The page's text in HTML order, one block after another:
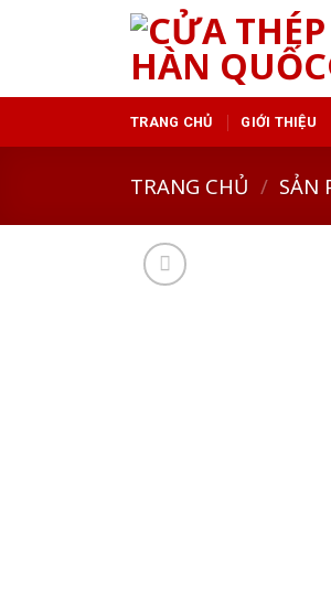
TRANG CHỦ GIỚI THIỆU
TRANG CHỦ / SẢN